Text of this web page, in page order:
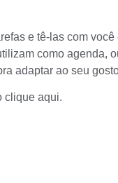
e tê-las com
como agenda,
adaptar ao seu
clique aqui.